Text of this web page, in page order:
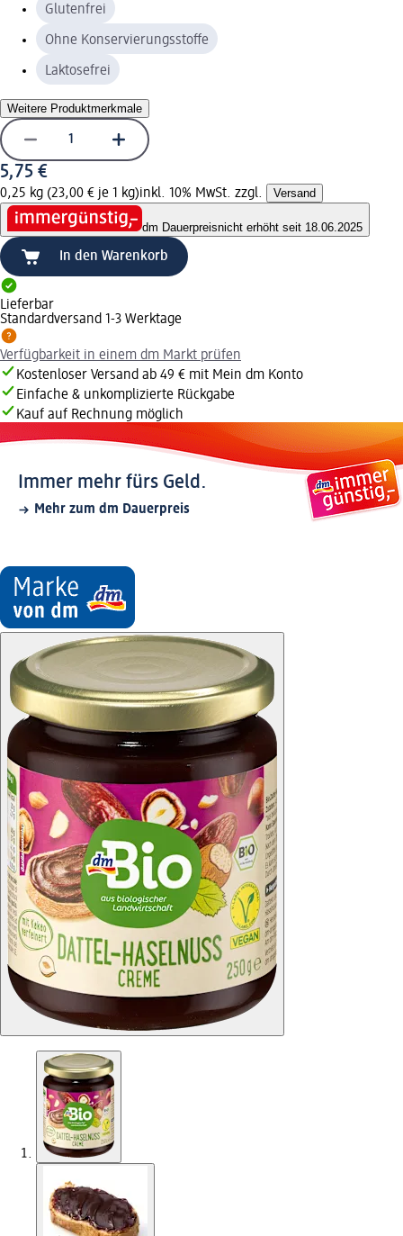
Glutenfrei
Ohne Konservierungsstoffe
Laktosefrei
Weitere Produktmerkmale
5,75 €
0,25 kg (23,00 € je 1 kg)inkl. 10% MwSt. zzgl. Versand
dm Dauerpreisnicht erhöht seit 18.06.2025
In den Warenkorb
Lieferbar
Standardversand 1-3 Werktage
Verfügbarkeit in einem dm Markt prüfen
Kostenloser Versand ab 49 € mit Mein dm Konto
Einfache & unkomplizierte Rückgabe
Kauf auf Rechnung möglich
Immer mehr fürs Geld.
Mehr zum dm Dauerpreis